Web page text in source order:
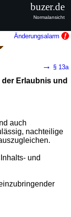
Änderungsalarm
→ § 13a
Erlaubnis und
auch
nachteilige
und
buzer.de
Normalansicht